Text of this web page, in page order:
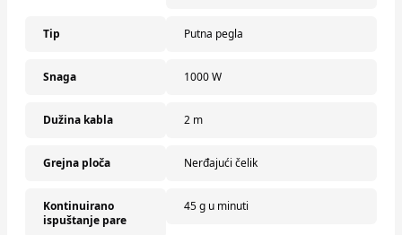
Tip Putna pegla
Snaga 1000 W
Dužina kabla 2 m
Grejna ploča Nerđajući čelik
Kontinuirano
ispuštanje pare
45 g u minuti